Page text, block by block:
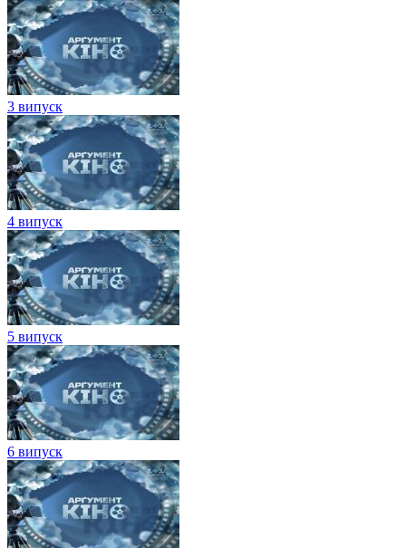
3 випуск
4 випуск
5 випуск
6 випуск